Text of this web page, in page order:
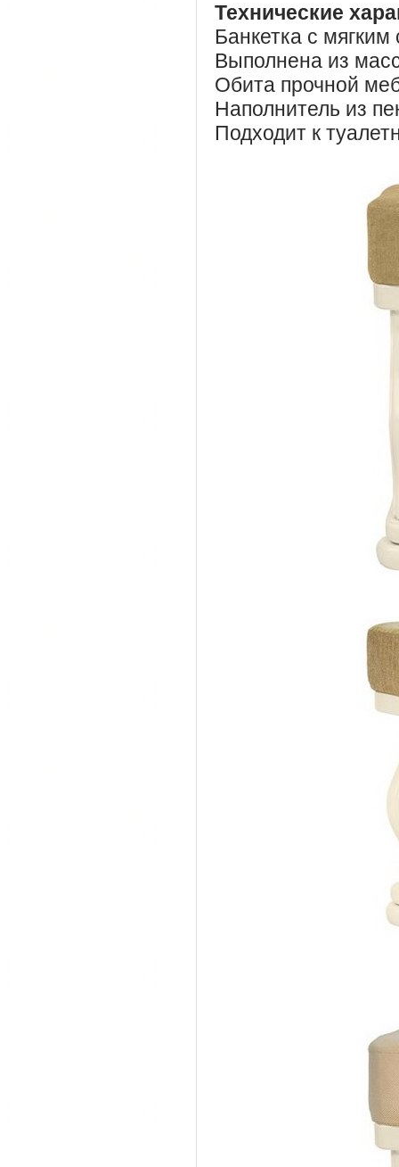
Технические
Банкетка с
Выполнена из
Обита прочной
Наполнитель из
Подходит к